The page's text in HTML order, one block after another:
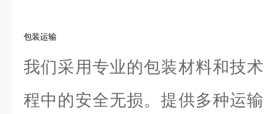
包装运输
我们采用专业的包装材料和技
程中的安全无损。提供多种运